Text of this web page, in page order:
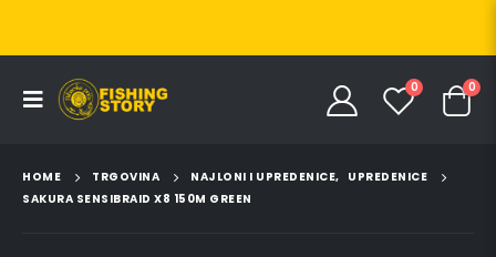
0 0
HOME TRGOVINA NAJLONI I UPREDENICE, UPREDENICE
SAKURA SENSIBRAID X8 150M GREEN